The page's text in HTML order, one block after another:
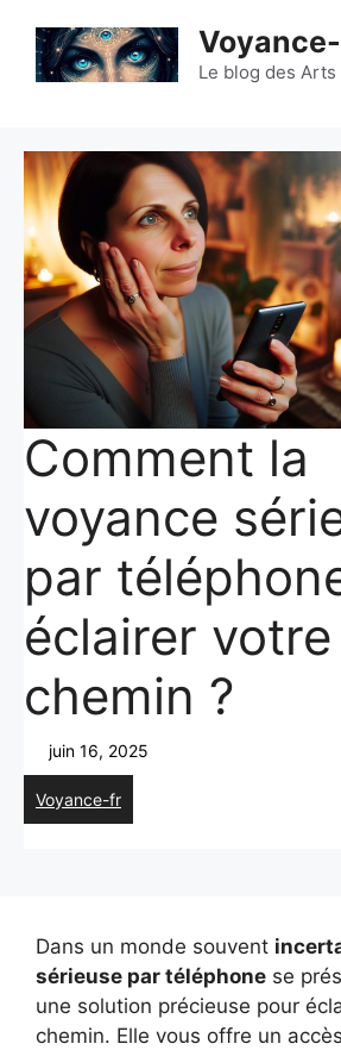
contenu
Le blog des
Comment la
voyance
par
éclairer votre
chemin ?
juin 16, 2025
Voyance-fr
Dans un monde souvent
sérieuse par téléphone se
une solution précieuse pour
chemin. Elle vous offre un